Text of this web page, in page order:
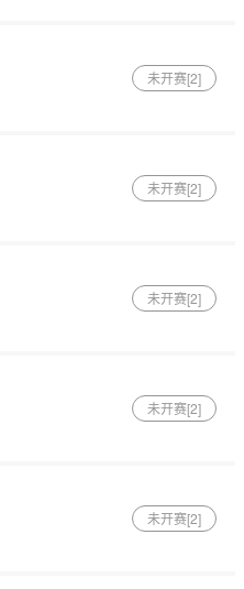
未开赛[2]
未开赛[2]
未开赛[2]
未开赛[2]
未开赛[2]